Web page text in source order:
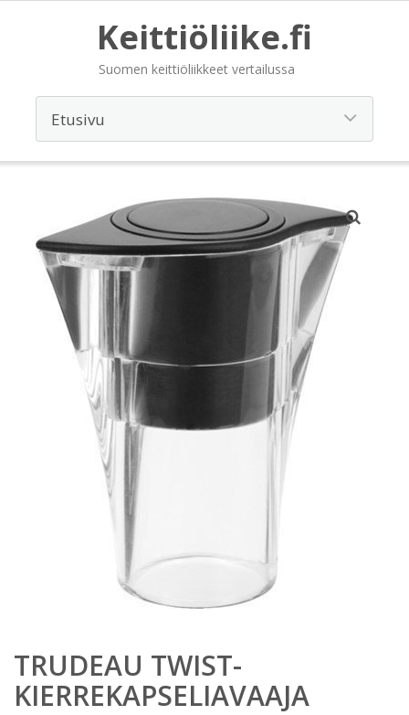
Keittiöliike.fi
Suomen keittiöliikkeet vertailussa
TRUDEAU TWIST-
KIERREKAPSELIAVAAJA